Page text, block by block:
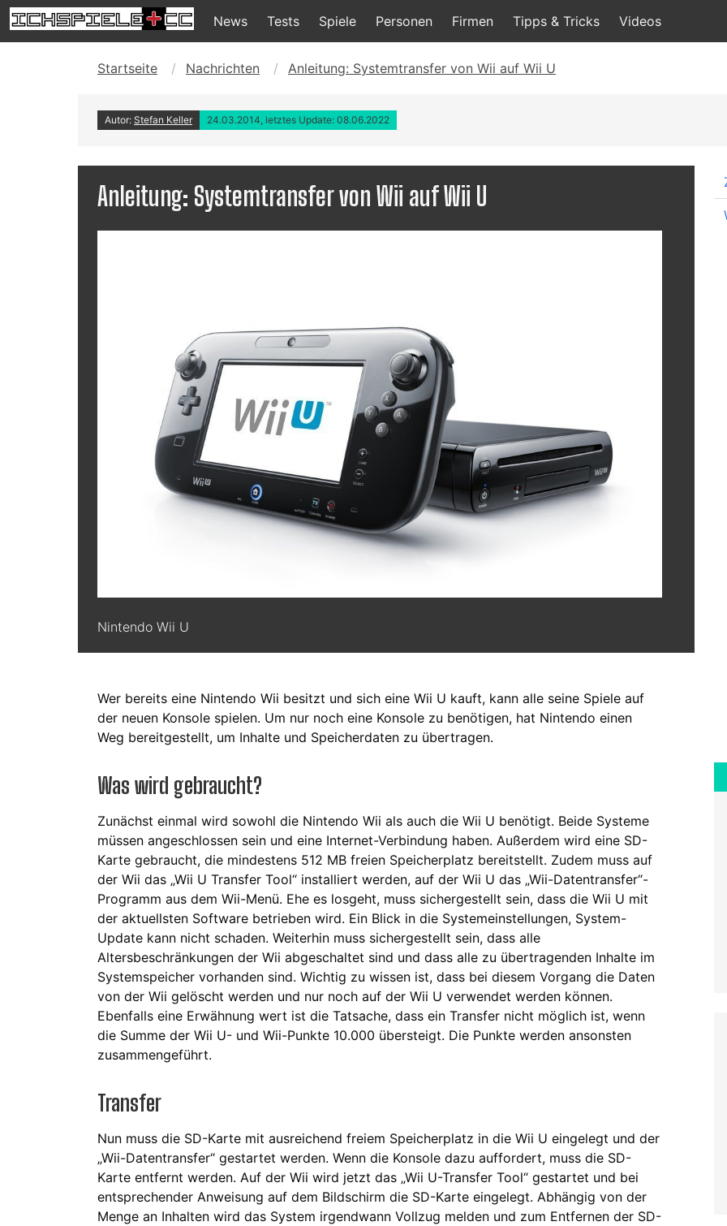
News Tests Spiele Personen Firmen Tipps & Tricks Videos
Startseite Nachrichten Anleitung: Systemtransfer von Wii auf Wii U
Autor: Stefan Keller 24.03.2014, letztes Update: 08.06.2022
Anleitung: Systemtransfer von Wii auf Wii U
Nintendo Wii U
Wer bereits eine Nintendo Wii besitzt und sich eine Wii U kauft, kann alle seine Spiele auf
der neuen Konsole spielen. Um nur noch eine Konsole zu benötigen, hat Nintendo einen
Weg bereitgestellt, um Inhalte und Speicherdaten zu übertragen.
Was wird gebraucht?
Zunächst einmal wird sowohl die Nintendo Wii als auch die Wii U benötigt. Beide Systeme
müssen angeschlossen sein und eine Internet-Verbindung haben. Außerdem wird eine SD-
Karte gebraucht, die mindestens 512 MB freien Speicherplatz bereitstellt. Zudem muss auf
der Wii das „Wii U Transfer Tool“ installiert werden, auf der Wii U das „Wii-Datentransfer“-
Programm aus dem Wii-Menü. Ehe es losgeht, muss sichergestellt sein, dass die Wii U mit
der aktuellsten Software betrieben wird. Ein Blick in die Systemeinstellungen, System-
Update kann nicht schaden. Weiterhin muss sichergestellt sein, dass alle
Altersbeschränkungen der Wii abgeschaltet sind und dass alle zu übertragenden Inhalte im
Systemspeicher vorhanden sind. Wichtig zu wissen ist, dass bei diesem Vorgang die Daten
von der Wii gelöscht werden und nur noch auf der Wii U verwendet werden können.
Ebenfalls eine Erwähnung wert ist die Tatsache, dass ein Transfer nicht möglich ist, wenn
die Summe der Wii U- und Wii-Punkte 10.000 übersteigt. Die Punkte werden ansonsten
zusammengeführt.
Transfer
Nun muss die SD-Karte mit ausreichend freiem Speicherplatz in die Wii U eingelegt und der
„Wii-Datentransfer“ gestartet werden. Wenn die Konsole dazu auffordert, muss die SD-
Karte entfernt werden. Auf der Wii wird jetzt das „Wii U-Transfer Tool“ gestartet und bei
entsprechender Anweisung auf dem Bildschirm die SD-Karte eingelegt. Abhängig von der
Menge an Inhalten wird das System irgendwann Vollzug melden und zum Entfernen der SD-